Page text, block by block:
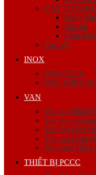
VẬT TƯ
Măng
Nắp bịt
Kẽm
Cóc nối
INOX
ỐNG INOX
PHỤ KIỆN
VAN
Van ren Minh
Van ren
Van mặt bích
Van gang hàn
Van gang Đài
THIẾT BỊ PCCC